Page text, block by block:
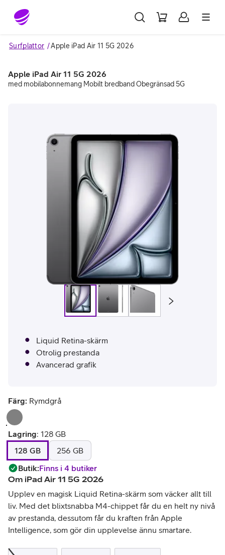
Gå till sidans innehåll
Surfplattor Apple iPad Air 11 5G 2026
Apple iPad Air 11 5G 2026
med mobilabonnemang Mobilt bredband Obegränsad 5G
Image 1 of 3
Liquid Retina-skärm
Otrolig prestanda
Avancerad grafik
Färg: Rymdgrå
Lagring: 128 GB
128 GB
256 GB
Butik:Finns i 4 butiker
Om iPad Air 11 5G 2026
Upplev en magisk Liquid Retina-skärm som väcker allt till
liv. Med det blixtsnabba M4-chippet får du en helt ny nivå
av prestanda, dessutom får du kraften från Apple
Intelligence, som gör din upplevelse ännu smartare.